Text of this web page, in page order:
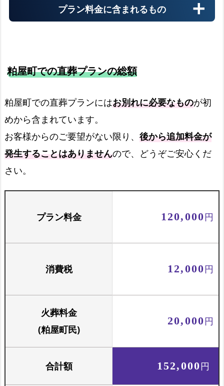
プラン料金に含まれるもの
霊柩車
火葬場までの霊柩費用
火葬場でのご案内
お骨壺セット
骨壺と骨箱のセットです
粕屋町での直葬プランの総額
粕屋町での直葬プランにはお別れに必要なものが初
めから含まれています。
お客様からのご要望がない限り、 後から追加料金が
発生することはありませんので、どうぞご安心くだ
さい。
プラン料金 120,000円
消費税 12,000円
火葬料金
(粕屋町民)
20,000円
合計額 152,000円